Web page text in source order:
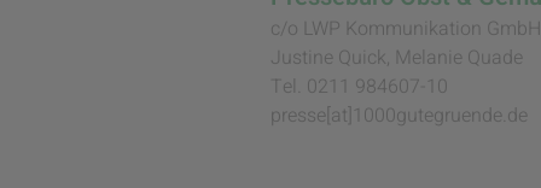
c/o LWP Kommunikation GmbH
Justine Quick, Melanie Quade
Tel. 0211 984607-10
presse[at]1000gutegruende.de